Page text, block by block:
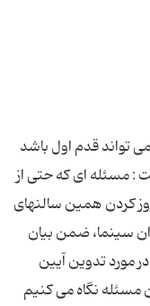
تواند قدم اول باشد
: مسئله ای که حتی از
کردن همین سالنهای
سینما، ضمن بیان
مورد تدوین آیین
مسئله نگاه می کنیم